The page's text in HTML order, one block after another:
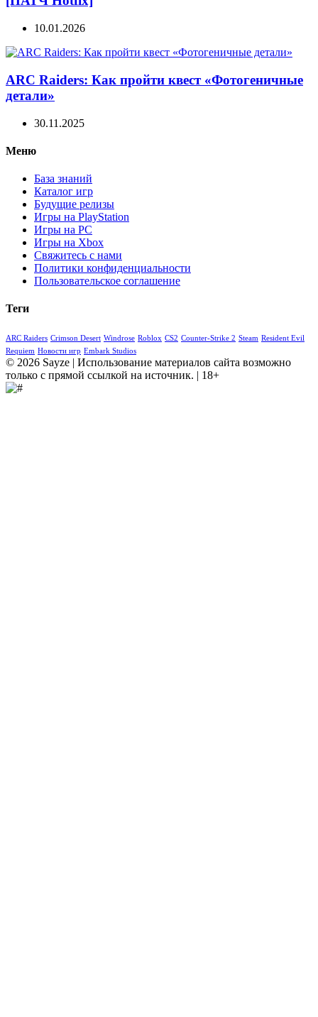
10.01.2026
ARC Raiders: Как пройти квест «Фотогеничные
детали»
30.11.2025
Меню
База знаний
Каталог игр
Будущие релизы
Игры на PlayStation
Игры на PC
Игры на Xbox
Свяжитесь с нами
Политики конфиденциальности
Пользовательское соглашение
Теги
ARC Raiders Crimson Desert Windrose Roblox CS2 Counter-Strike 2 Steam Resident Evil
Requiem Новости игр Embark Studios
© 2026 Sayze | Использование материалов сайта возможно
только с прямой ссылкой на источник. | 18+